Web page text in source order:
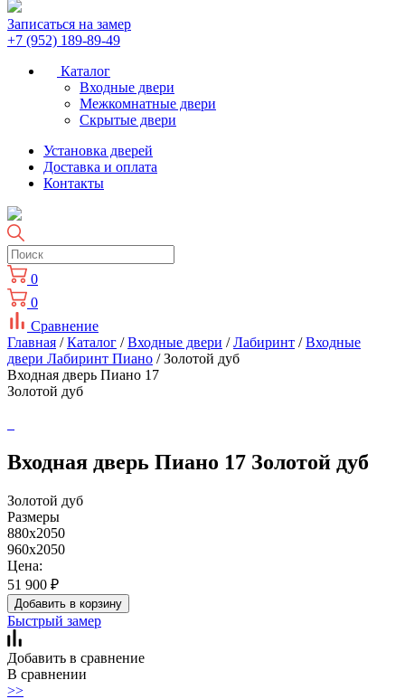
Записаться на замер
+7 (952) 189-89-49
Каталог
Входные двери
Межкомнатные двери
Скрытые двери
Установка дверей
Доставка и оплата
Контакты
0
0
Сравнение
Главная /Каталог /Входные двери /Лабиринт /Входные
двери Лабиринт Пиано / Золотой дуб
Входная дверь Пиано 17
Золотой дуб
Входная дверь Пиано 17 Золотой дуб
Золотой дуб
Размеры
880х2050
960х2050
Цена:
51 900 ₽
Добавить в корзину
Быстрый замер
Добавить в сравнение
В сравнении
>>